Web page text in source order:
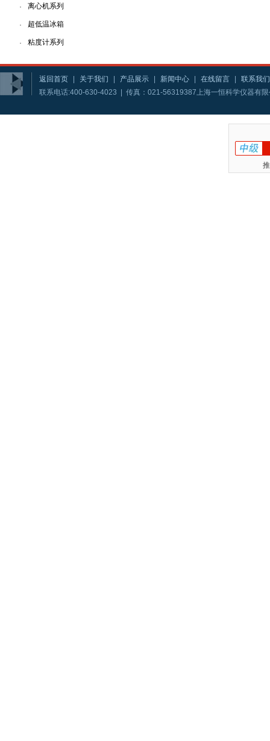
· 离心机系列
· 超低温冰箱
· 粘度计系列
返回首页 关于我们 产品展示 新闻中心 在线留言
联系我们
联系电话:400-630-4023 | 传真：021-56319387上海一恒科学仪器有限